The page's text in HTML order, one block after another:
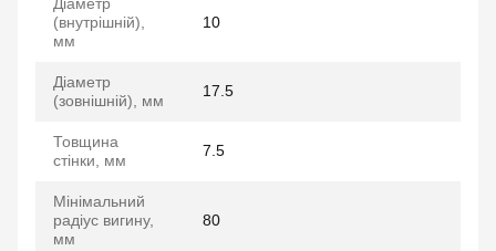
(внутрішній),
мм
10
Діаметр
(зовнішній), мм
17.5
Товщина
стінки, мм
7.5
Мінімальний
радіус вигину,
мм
80